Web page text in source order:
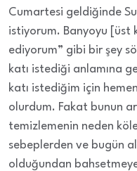
Cumartesi geldiğinde
istiyorum. Banyoyu
ediyorum” gibi bir şey
katı istediği anlamına
katı istediğim için
olurdum. Fakat bunun
temizlemenin neden
sebeplerden ve bugün
olduğundan